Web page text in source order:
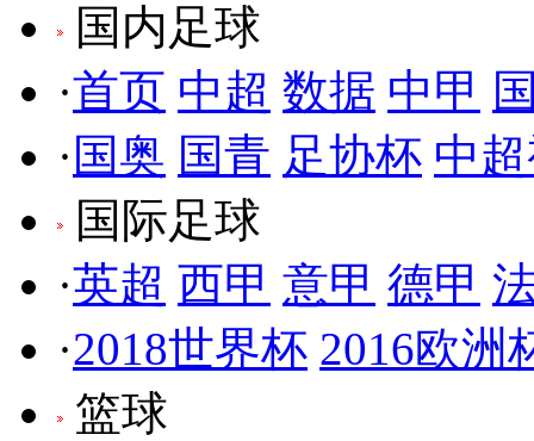
国内足球
·首页 中超 数据 中甲
· 国奥 国青 足协杯 中
国际足球
·英超 西甲 意甲 德甲
·2018世界杯 2016欧洲
篮球